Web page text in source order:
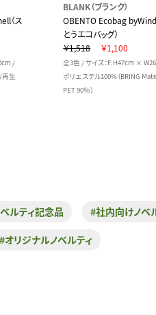
（ス
/
再生
BLANK（ブランク）
OBENTO Ecobag
とうエコバッグ）
￥1,518
￥1,100
全3色 / サイズ：F:H47cm ×
ポリエステル100%（BRING
PET 90％）
ルティ記念品 #社内向けノベ
#オリジナルノベルティ